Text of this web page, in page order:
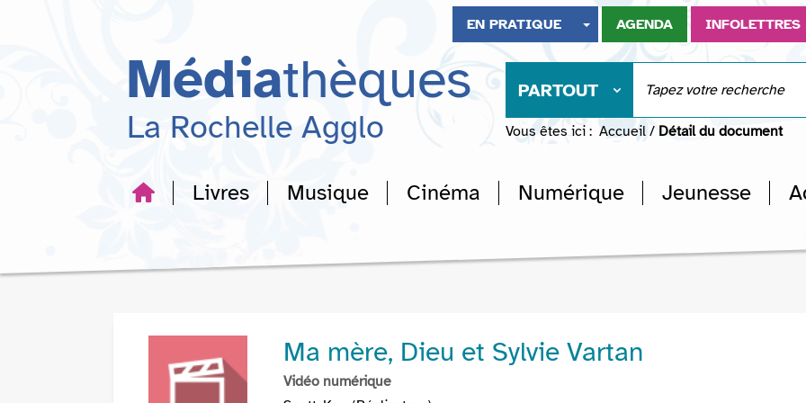
recherche
EN PRATIQUE AGENDA INFOLETTRES
Médiathèques
La Rochelle Agglo
PARTOUT
Vous êtes ici : Accueil / Détail du document
Livres Musique Cinéma Numérique Jeunesse
Ma mère, Dieu et Sylvie Vartan
Vidéo numérique